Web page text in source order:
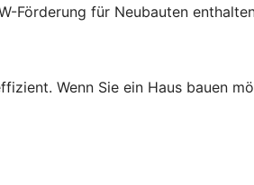
Förderung für Neubauten
Wenn Sie ein Haus bauen